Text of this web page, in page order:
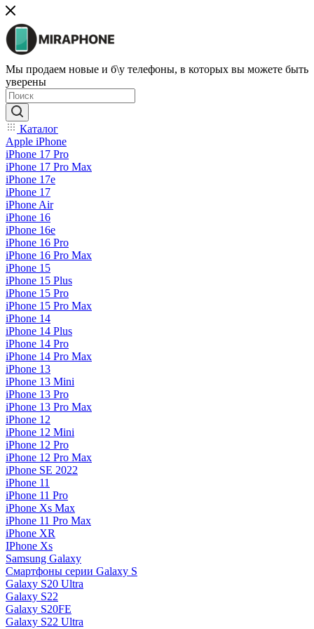
Мы продаем новые и б\у телефоны, в которых вы можете быть
уверены
Каталог
Apple iPhone
iPhone 17 Pro
iPhone 17 Pro Max
iPhone 17e
iPhone 17
iPhone Air
iPhone 16
iPhone 16e
iPhone 16 Pro
iPhone 16 Pro Max
iPhone 15
iPhone 15 Plus
iPhone 15 Pro
iPhone 15 Pro Max
iPhone 14
iPhone 14 Plus
iPhone 14 Pro
iPhone 14 Pro Max
iPhone 13
iPhone 13 Mini
iPhone 13 Pro
iPhone 13 Pro Max
iPhone 12
iPhone 12 Mini
iPhone 12 Pro
iPhone 12 Pro Max
iPhone SE 2022
iPhone 11
iPhone 11 Pro
iPhone Xs Max
iPhone 11 Pro Max
iPhone XR
IPhone Xs
Samsung Galaxy
Смартфоны серии Galaxy S
Galaxy S20 Ultra
Galaxy S22
Galaxy S20FE
Galaxy S22 Ultra